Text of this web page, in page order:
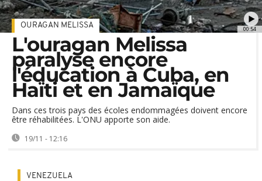
00:54
OURAGAN MELISSA
L'ouragan Melissa
paralyse encore
l'éducation à Cuba, en
Haïti et en Jamaïque
Dans ces trois pays des écoles endommagées doivent encore
être réhabilitées. L'ONU apporte son aide.
19/11 - 12:16
VENEZUELA